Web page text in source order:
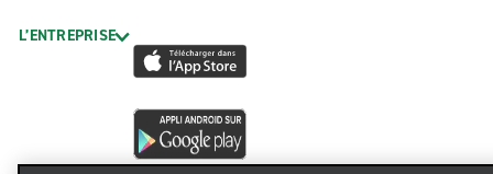
L’ENTREPRISE